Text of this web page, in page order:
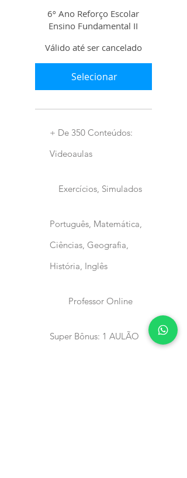
6º Ano Reforço Escolar
Ensino Fundamental II
Válido até ser cancelado
Selecionar
+ De 350 Conteúdos:
Videoaulas
Exercícios, Simulados
Português, Matemática,
Ciências, Geografia,
História, Inglês
Professor Online
Super Bônus: 1 AULÃO